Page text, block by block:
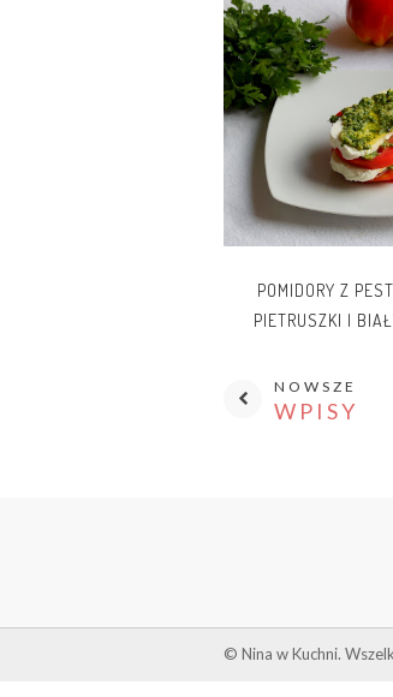
POMIDORY Z
PIETRUSZKI I
NOWSZE
WPISY
© Nina w Kuchni.